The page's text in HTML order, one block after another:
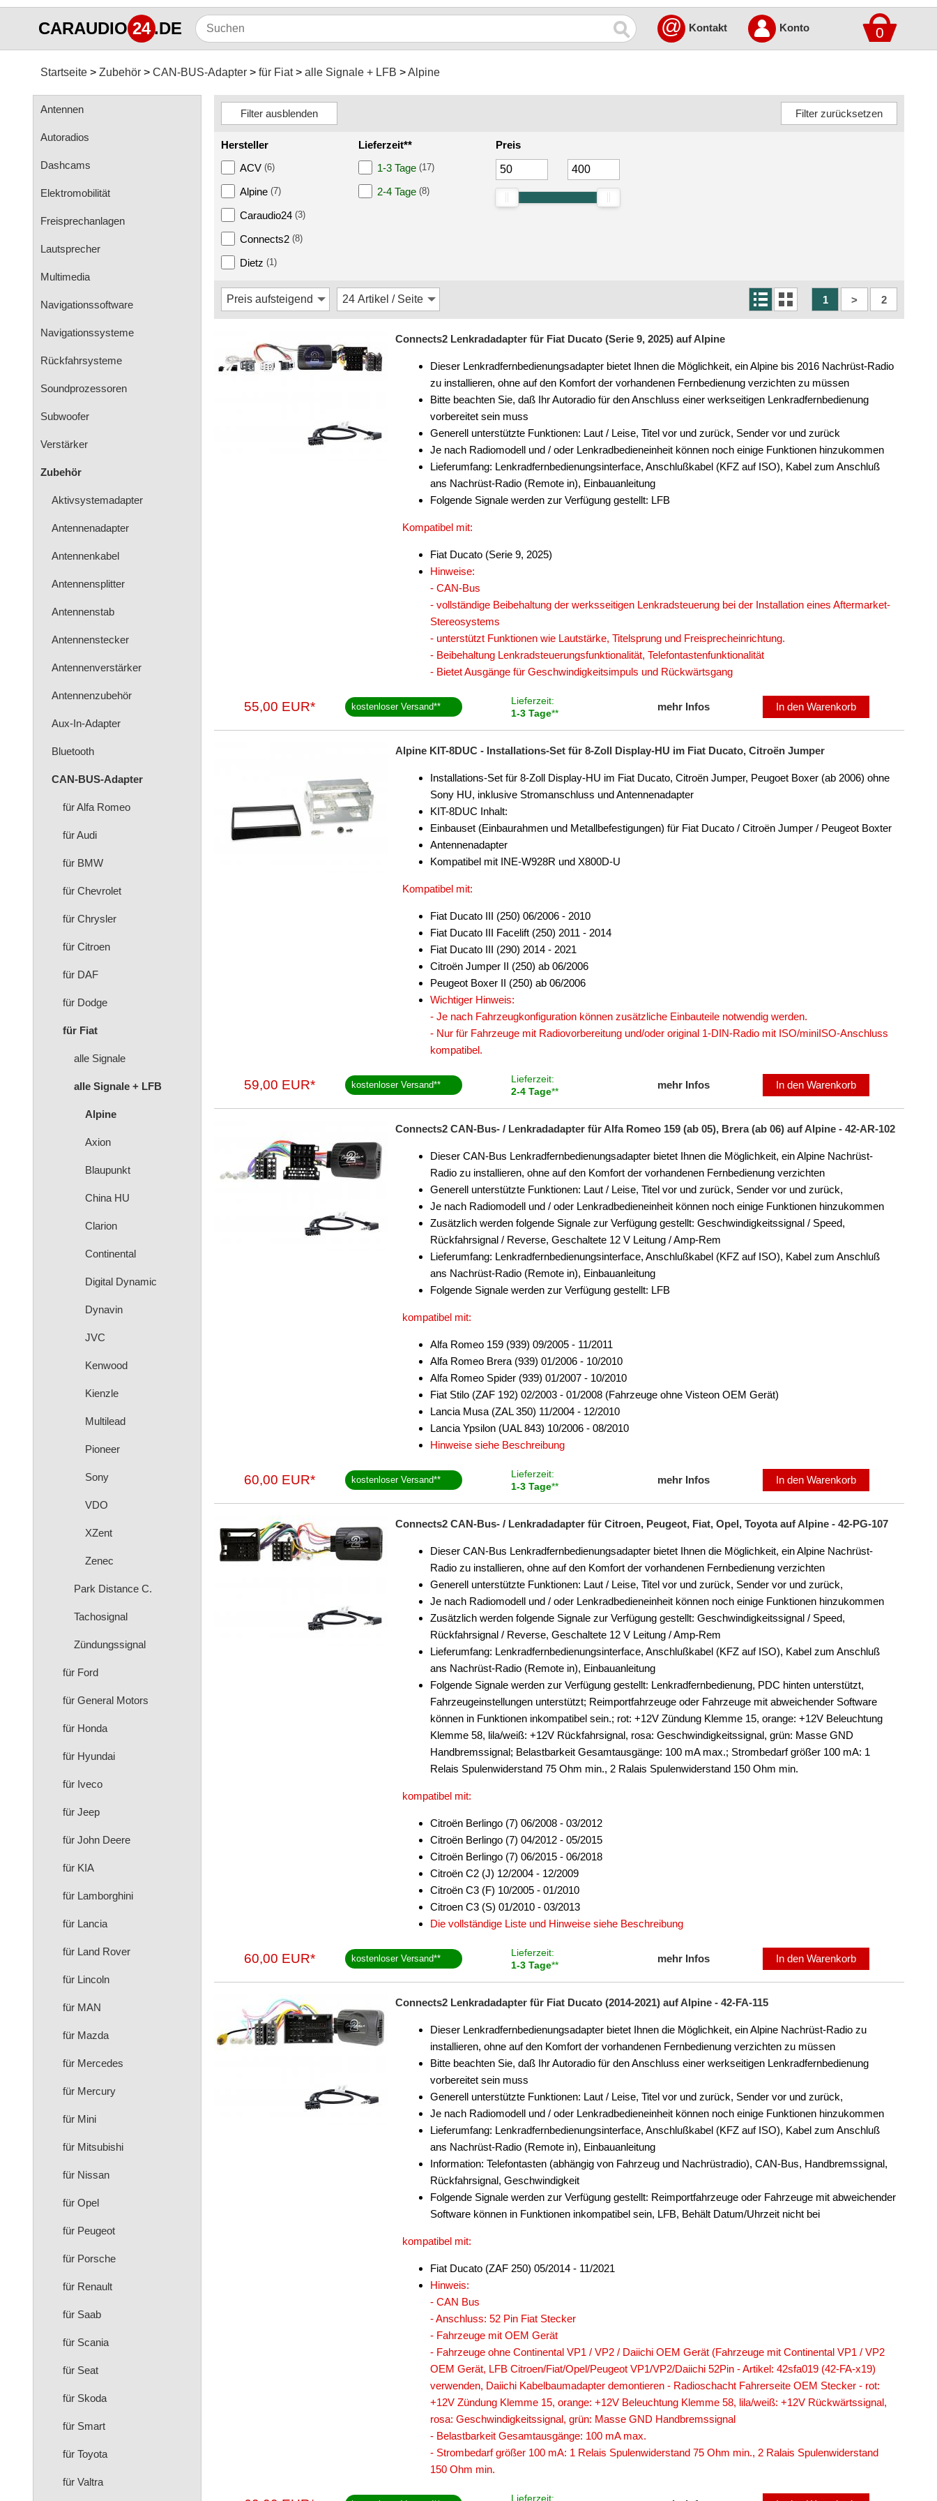
CARAUDIO 24.DE 0
@ Kontakt Konto
Startseite Zubehör CAN-BUS-Adapter für Fiat alle Signale + LFB Alpine
Antennen
Autoradios
Dashcams
Elektromobilität
Freisprechanlagen
Lautsprecher
Multimedia
Navigationssoftware
Navigationssysteme
Rückfahrsysteme
Soundprozessoren
Subwoofer
Verstärker
Zubehör
Aktivsystemadapter
Antennenadapter
Antennenkabel
Antennensplitter
Antennenstab
Antennenstecker
Antennenverstärker
Antennenzubehör
Aux-In-Adapter
Bluetooth
CAN-BUS-Adapter
für Alfa Romeo
für Audi
für BMW
für Chevrolet
für Chrysler
für Citroen
für DAF
für Dodge
für Fiat
alle Signale
alle Signale + LFB
Alpine
Axion
Blaupunkt
China HU
Clarion
Continental
Digital Dynamic
Dynavin
JVC
Kenwood
Kienzle
Multilead
Pioneer
Sony
VDO
XZent
Zenec
Park Distance C.
Tachosignal
Zündungssignal
für Ford
für General Motors
für Honda
für Hyundai
für Iveco
für Jeep
für John Deere
für KIA
für Lamborghini
für Lancia
für Land Rover
für Lincoln
für MAN
für Mazda
für Mercedes
für Mercury
für Mini
für Mitsubishi
für Nissan
für Opel
für Peugeot
für Porsche
für Renault
für Saab
für Scania
für Seat
für Skoda
für Smart
für Toyota
für Valtra
Hersteller
ACV (6)
Alpine (7)
Caraudio24 (3)
Connects2 (8)
Dietz (1)
Lieferzeit**
1-3 Tage (17)
2-4 Tage (8)
Preis
1 > 2
Connects2 Lenkradadapter für Fiat Ducato (Serie 9, 2025) auf Alpine
Dieser Lenkradfernbedienungsadapter bietet Ihnen die Möglichkeit, ein Alpine bis 2016 Nachrüst-Radio
zu installieren, ohne auf den Komfort der vorhandenen Fernbedienung verzichten zu müssen
Bitte beachten Sie, daß Ihr Autoradio für den Anschluss einer werkseitigen Lenkradfernbedienung
vorbereitet sein muss
Generell unterstützte Funktionen: Laut / Leise, Titel vor und zurück, Sender vor und zurück
Je nach Radiomodell und / oder Lenkradbedieneinheit können noch einige Funktionen hinzukommen
Lieferumfang: Lenkradfernbedienungsinterface, Anschlußkabel (KFZ auf ISO), Kabel zum Anschluß
ans Nachrüst-Radio (Remote in), Einbauanleitung
Folgende Signale werden zur Verfügung gestellt: LFB
Kompatibel mit:
Fiat Ducato (Serie 9, 2025)
Hinweise:
- CAN-Bus
- vollständige Beibehaltung der werksseitigen Lenkradsteuerung bei der Installation eines Aftermarket-
Stereosystems
- unterstützt Funktionen wie Lautstärke, Titelsprung und Freisprecheinrichtung.
- Beibehaltung Lenkradsteuerungsfunktionalität, Telefontastenfunktionalität
- Bietet Ausgänge für Geschwindigkeitsimpuls und Rückwärtsgang
55,00 EUR* kostenloser Versand**
Lieferzeit:
1-3 Tage**
mehr Infos In den Warenkorb
Alpine KIT-8DUC - Installations-Set für 8-Zoll Display-HU im Fiat Ducato, Citroën Jumper
Installations-Set für 8-Zoll Display-HU im Fiat Ducato, Citroën Jumper, Peugoet Boxer (ab 2006) ohne
Sony HU, inklusive Stromanschluss und Antennenadapter
KIT-8DUC Inhalt:
Einbauset (Einbaurahmen und Metallbefestigungen) für Fiat Ducato / Citroën Jumper / Peugeot Boxter
Antennenadapter
Kompatibel mit INE-W928R und X800D-U
Kompatibel mit:
Fiat Ducato III (250) 06/2006 - 2010
Fiat Ducato III Facelift (250) 2011 - 2014
Fiat Ducato III (290) 2014 - 2021
Citroën Jumper II (250) ab 06/2006
Peugeot Boxer II (250) ab 06/2006
Wichtiger Hinweis:
- Je nach Fahrzeugkonfiguration können zusätzliche Einbauteile notwendig werden.
- Nur für Fahrzeuge mit Radiovorbereitung und/oder original 1-DIN-Radio mit ISO/miniISO-Anschluss
kompatibel.
59,00 EUR* kostenloser Versand**
Lieferzeit:
2-4 Tage**
mehr Infos In den Warenkorb
Connects2 CAN-Bus- / Lenkradadapter für Alfa Romeo 159 (ab 05), Brera (ab 06) auf Alpine - 42-AR-102
Dieser CAN-Bus Lenkradfernbedienungsadapter bietet Ihnen die Möglichkeit, ein Alpine Nachrüst-
Radio zu installieren, ohne auf den Komfort der vorhandenen Fernbedienung verzichten
Generell unterstützte Funktionen: Laut / Leise, Titel vor und zurück, Sender vor und zurück,
Je nach Radiomodell und / oder Lenkradbedieneinheit können noch einige Funktionen hinzukommen
Zusätzlich werden folgende Signale zur Verfügung gestellt: Geschwindigkeitssignal / Speed,
Rückfahrsignal / Reverse, Geschaltete 12 V Leitung / Amp-Rem
Lieferumfang: Lenkradfernbedienungsinterface, Anschlußkabel (KFZ auf ISO), Kabel zum Anschluß
ans Nachrüst-Radio (Remote in), Einbauanleitung
Folgende Signale werden zur Verfügung gestellt: LFB
kompatibel mit:
Alfa Romeo 159 (939) 09/2005 - 11/2011
Alfa Romeo Brera (939) 01/2006 - 10/2010
Alfa Romeo Spider (939) 01/2007 - 10/2010
Fiat Stilo (ZAF 192) 02/2003 - 01/2008 (Fahrzeuge ohne Visteon OEM Gerät)
Lancia Musa (ZAL 350) 11/2004 - 12/2010
Lancia Ypsilon (UAL 843) 10/2006 - 08/2010
Hinweise siehe Beschreibung
60,00 EUR* kostenloser Versand**
Lieferzeit:
1-3 Tage**
mehr Infos In den Warenkorb
Connects2 CAN-Bus- / Lenkradadapter für Citroen, Peugeot, Fiat, Opel, Toyota auf Alpine - 42-PG-107
Dieser CAN-Bus Lenkradfernbedienungsadapter bietet Ihnen die Möglichkeit, ein Alpine Nachrüst-
Radio zu installieren, ohne auf den Komfort der vorhandenen Fernbedienung verzichten
Generell unterstützte Funktionen: Laut / Leise, Titel vor und zurück, Sender vor und zurück,
Je nach Radiomodell und / oder Lenkradbedieneinheit können noch einige Funktionen hinzukommen
Zusätzlich werden folgende Signale zur Verfügung gestellt: Geschwindigkeitssignal / Speed,
Rückfahrsignal / Reverse, Geschaltete 12 V Leitung / Amp-Rem
Lieferumfang: Lenkradfernbedienungsinterface, Anschlußkabel (KFZ auf ISO), Kabel zum Anschluß
ans Nachrüst-Radio (Remote in), Einbauanleitung
Folgende Signale werden zur Verfügung gestellt: Lenkradfernbedienung, PDC hinten unterstützt,
Fahrzeugeinstellungen unterstützt; Reimportfahrzeuge oder Fahrzeuge mit abweichender Software
können in Funktionen inkompatibel sein.; rot: +12V Zündung Klemme 15, orange: +12V Beleuchtung
Klemme 58, lila/weiß: +12V Rückfahrsignal, rosa: Geschwindigkeitssignal, grün: Masse GND
Handbremssignal; Belastbarkeit Gesamtausgänge: 100 mA max.; Strombedarf größer 100 mA: 1
Relais Spulenwiderstand 75 Ohm min., 2 Ralais Spulenwiderstand 150 Ohm min.
kompatibel mit:
Citroën Berlingo (7) 06/2008 - 03/2012
Citroën Berlingo (7) 04/2012 - 05/2015
Citroën Berlingo (7) 06/2015 - 06/2018
Citroën C2 (J) 12/2004 - 12/2009
Citroën C3 (F) 10/2005 - 01/2010
Citroen C3 (S) 01/2010 - 03/2013
Die vollständige Liste und Hinweise siehe Beschreibung
60,00 EUR* kostenloser Versand**
Lieferzeit:
1-3 Tage**
mehr Infos In den Warenkorb
Connects2 Lenkradadapter für Fiat Ducato (2014-2021) auf Alpine - 42-FA-115
Dieser Lenkradfernbedienungsadapter bietet Ihnen die Möglichkeit, ein Alpine Nachrüst-Radio zu
installieren, ohne auf den Komfort der vorhandenen Fernbedienung verzichten zu müssen
Bitte beachten Sie, daß Ihr Autoradio für den Anschluss einer werkseitigen Lenkradfernbedienung
vorbereitet sein muss
Generell unterstützte Funktionen: Laut / Leise, Titel vor und zurück, Sender vor und zurück,
Je nach Radiomodell und / oder Lenkradbedieneinheit können noch einige Funktionen hinzukommen
Lieferumfang: Lenkradfernbedienungsinterface, Anschlußkabel (KFZ auf ISO), Kabel zum Anschluß
ans Nachrüst-Radio (Remote in), Einbauanleitung
Information: Telefontasten (abhängig von Fahrzeug und Nachrüstradio), CAN-Bus, Handbremssignal,
Rückfahrsignal, Geschwindigkeit
Folgende Signale werden zur Verfügung gestellt: Reimportfahrzeuge oder Fahrzeuge mit abweichender
Software können in Funktionen inkompatibel sein, LFB, Behält Datum/Uhrzeit nicht bei
kompatibel mit:
Fiat Ducato (ZAF 250) 05/2014 - 11/2021
Hinweis:
- CAN Bus
- Anschluss: 52 Pin Fiat Stecker
- Fahrzeuge mit OEM Gerät
- Fahrzeuge ohne Continental VP1 / VP2 / Daiichi OEM Gerät (Fahrzeuge mit Continental VP1 / VP2
OEM Gerät, LFB Citroen/Fiat/Opel/Peugeot VP1/VP2/Daiichi 52Pin - Artikel: 42sfa019 (42-FA-x19)
verwenden, Daiichi Kabelbaumadapter demontieren - Radioschacht Fahrerseite OEM Stecker - rot:
+12V Zündung Klemme 15, orange: +12V Beleuchtung Klemme 58, lila/weiß: +12V Rückwärtssignal,
rosa: Geschwindigkeitssignal, grün: Masse GND Handbremssignal
- Belastbarkeit Gesamtausgänge: 100 mA max.
- Strombedarf größer 100 mA: 1 Relais Spulenwiderstand 75 Ohm min., 2 Ralais Spulenwiderstand
150 Ohm min.
Lieferzeit: